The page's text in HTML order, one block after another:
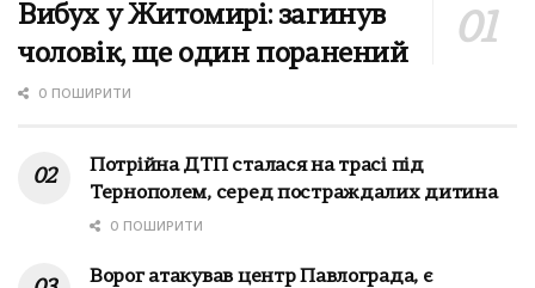
Вибух у Житомирі: загинув
чоловік, ще один поранений
0 ПОШИРИТИ
Потрійна ДТП сталася на трасі під
Тернополем, серед постраждалих дитина
0 ПОШИРИТИ
Ворог атакував центр Павлограда, є